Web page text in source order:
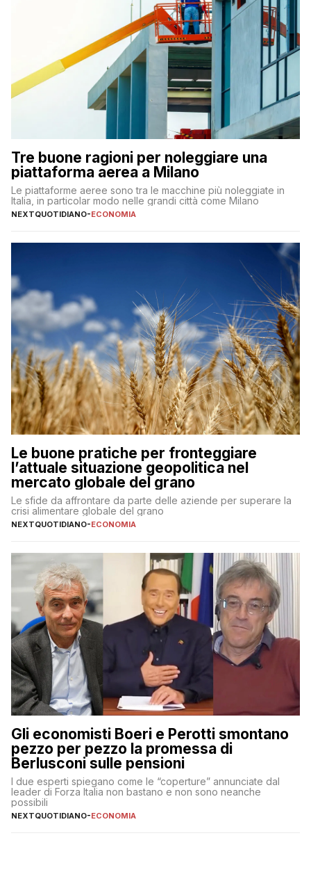
Tre buone ragioni per noleggiare una
piattaforma aerea a Milano
Le piattaforme aeree sono tra le macchine più noleggiate in
Italia, in particolar modo nelle grandi città come Milano
NEXTQUOTIDIANO-ECONOMIA
Le buone pratiche per fronteggiare
l’attuale situazione geopolitica nel
mercato globale del grano
Le sfide da affrontare da parte delle aziende per superare la
crisi alimentare globale del grano
NEXTQUOTIDIANO-ECONOMIA
Gli economisti Boeri e Perotti smontano
pezzo per pezzo la promessa di
Berlusconi sulle pensioni
I due esperti spiegano come le “coperture” annunciate dal
leader di Forza Italia non bastano e non sono neanche
possibili
NEXTQUOTIDIANO-ECONOMIA